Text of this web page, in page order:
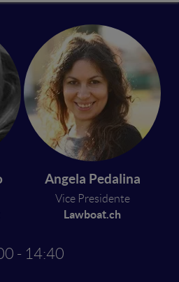
Angela Pedalina
Vice Presidente
Lawboat.ch
- 14:40